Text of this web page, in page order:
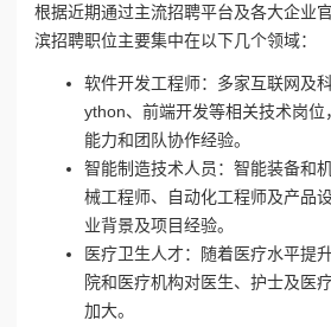
根据近期通过主流招聘平台及各大企业
滨招聘职位主要集中在以下几个领域：
软件开发工程师：多家互联网及
ython、前端开发等相关技术岗
能力和团队协作经验。
智能制造技术人员：智能装备和
械工程师、自动化工程师及产品
业背景及项目经验。
医疗卫生人才：随着医疗水平提
院和医疗机构对医生、护士及医
加大。